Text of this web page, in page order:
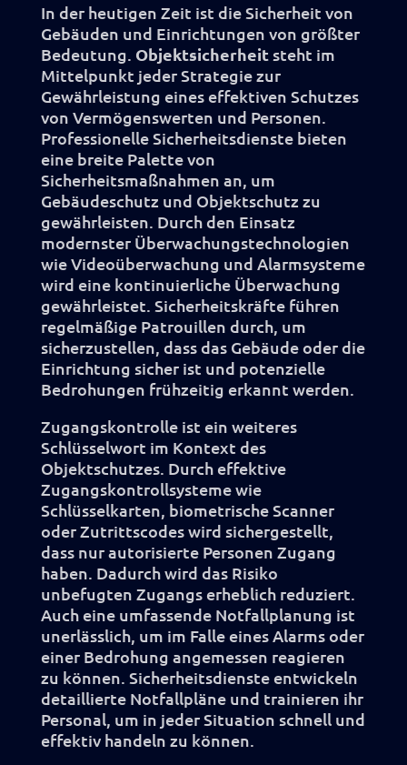
In der heutigen Zeit ist die Sicherheit von
Gebäuden und Einrichtungen von größter
Bedeutung. Objektsicherheitsteht im
Mittelpunkt jeder Strategie zur
Gewährleistung eines effektiven Schutzes
von Vermögenswerten und Personen.
Professionelle Sicherheitsdienste bieten
eine breite Palette von
Sicherheitsmaßnahmen an, um
Gebäudeschutz und Objektschutz zu
gewährleisten. Durch den Einsatz
modernster Überwachungstechnologien
wie Videoüberwachung und Alarmsysteme
wird eine kontinuierliche Überwachung
gewährleistet. Sicherheitskräfte führen
regelmäßige Patrouillen durch, um
sicherzustellen, dass das Gebäude oder die
Einrichtung sicher ist und potenzielle
Bedrohungen frühzeitig erkannt werden.
Zugangskontrolle ist ein weiteres
Schlüsselwort im Kontext des
Objektschutzes. Durch effektive
Zugangskontrollsysteme wie
Schlüsselkarten, biometrische Scanner
oder Zutrittscodes wird sichergestellt,
dass nur autorisierte Personen Zugang
haben. Dadurch wird das Risiko
unbefugten Zugangs erheblich reduziert.
Auch eine umfassende Notfallplanung ist
unerlässlich, um im Falle eines Alarms oder
einer Bedrohung angemessen reagieren
zu können. Sicherheitsdienste entwickeln
detaillierte Notfallpläne und trainieren ihr
Personal, um in jeder Situation schnell und
effektiv handeln zu können.